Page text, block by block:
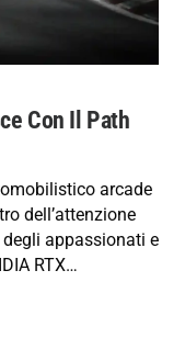
Con Il Path
arcade
dell’attenzione
appassionati e
RTX…